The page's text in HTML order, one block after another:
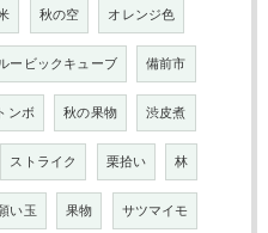
秋の空 オレンジ色
ービックキューブ 備前市
ンボ 秋の果物 渋皮煮
ストライク 栗拾い 林
い玉 果物 サツマイモ